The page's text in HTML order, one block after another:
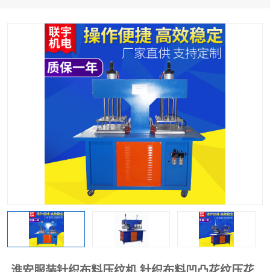
高频压花压标机 自动超声波打片成型机
泡壳包装封口机 海绵产品成型机